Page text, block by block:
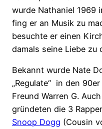
wurde Nathaniel 1969
fing er an Musik zu
besuchte er einen
damals seine Liebe zu
Bekannt wurde Nate
„Regulate“ in den
Freund Warren G.
gründeten die 3
Snoop Dogg (Cousin